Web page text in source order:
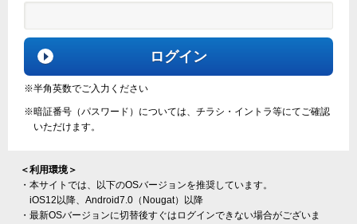
ログイン
半角英数でご入力ください
暗証番号（パスワード）については、チラシ・イントラ等にてご確認
いただけます。
＜利用環境＞
本サイトでは、以下のOSバージョンを推奨しています。
iOS12以降、Android7.0（Nougat）以降
最新OSバージョンに切替後すぐはログインできない場合がございま